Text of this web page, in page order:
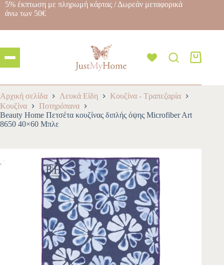
5% έκπτωση με πληρωμή κάρτας / Δωρεάν μεταφορικά
άνω των 50€
Αρχική σελίδα Λευκά Είδη
Κουζίνα - Τραπεζαρία
Κουζίνα
Ποτηρόπανα
Beauty Home Πετσέτα κουζίνας διπλής όψης Microfiber Art
8650 40×60 Μπλε
-10%